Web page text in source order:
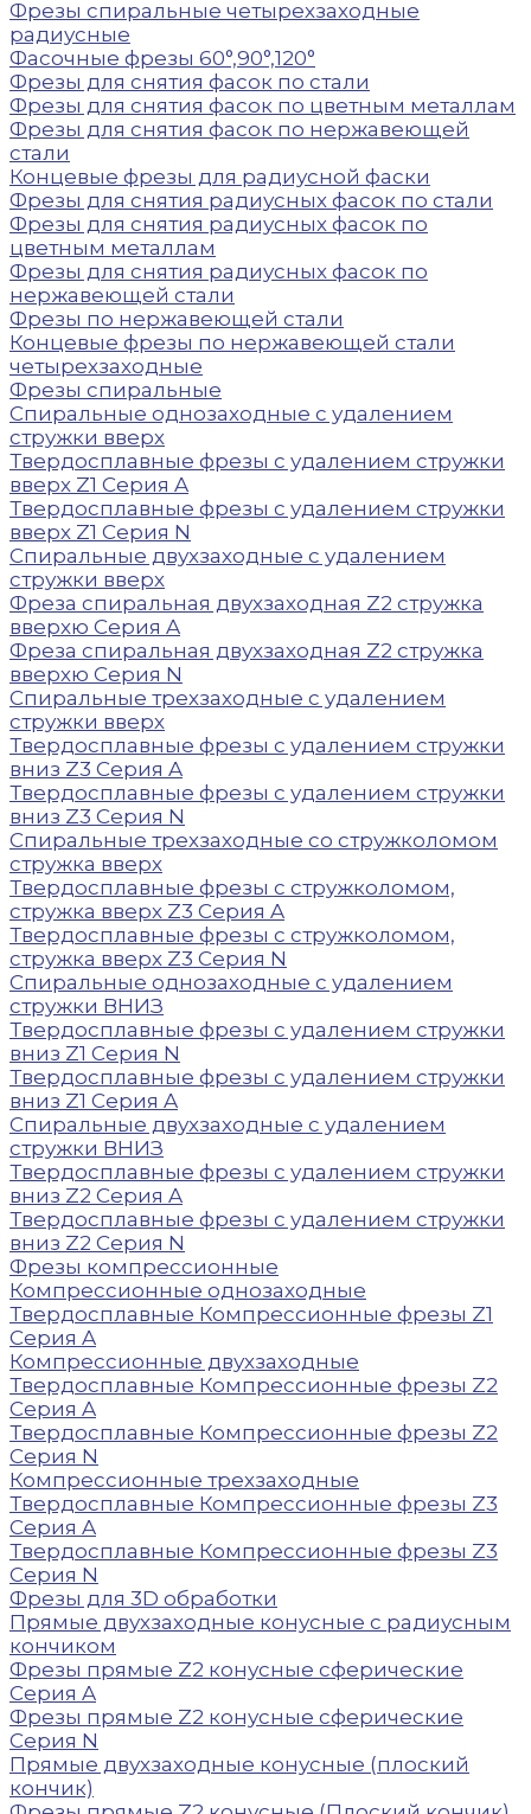
Фрезы спиральные четырехзаходные
радиусные
Фасочные фрезы 60°,90°,120°
Фрезы для снятия фасок по стали
Фрезы для снятия фасок по цветным металлам
Фрезы для снятия фасок по нержавеющей
стали
Концевые фрезы для радиусной фаски
Фрезы для снятия радиусных фасок по стали
Фрезы для снятия радиусных фасок по
цветным металлам
Фрезы для снятия радиусных фасок по
нержавеющей стали
Фрезы по нержавеющей стали
Концевые фрезы по нержавеющей стали
четырехзаходные
Фрезы спиральные
Спиральные однозаходные с удалением
стружки вверх
Твердосплавные фрезы с удалением стружки
вверх Z1 Серия A
Твердосплавные фрезы с удалением стружки
вверх Z1 Серия N
Спиральные двухзаходные с удалением
стружки вверх
Фреза спиральная двухзаходная Z2 стружка
вверхю Серия A
Фреза спиральная двухзаходная Z2 стружка
вверхю Серия N
Спиральные трехзаходные с удалением
стружки вверх
Твердосплавные фрезы с удалением стружки
вниз Z3 Серия A
Твердосплавные фрезы с удалением стружки
вниз Z3 Серия N
Спиральные трехзаходные со стружколомом
стружка вверх
Твердосплавные фрезы с стружколомом,
стружка вверх Z3 Серия A
Твердосплавные фрезы с стружколомом,
стружка вверх Z3 Серия N
Спиральные однозаходные с удалением
стружки ВНИЗ
Твердосплавные фрезы с удалением стружки
вниз Z1 Серия N
Твердосплавные фрезы с удалением стружки
вниз Z1 Серия A
Спиральные двухзаходные с удалением
стружки ВНИЗ
Твердосплавные фрезы с удалением стружки
вниз Z2 Серия A
Твердосплавные фрезы с удалением стружки
вниз Z2 Серия N
Фрезы компрессионные
Компрессионные однозаходные
Твердосплавные Компрессионные фрезы Z1
Серия A
Компрессионные двухзаходные
Твердосплавные Компрессионные фрезы Z2
Серия A
Твердосплавные Компрессионные фрезы Z2
Серия N
Компрессионные трехзаходные
Твердосплавные Компрессионные фрезы Z3
Серия A
Твердосплавные Компрессионные фрезы Z3
Серия N
Фрезы для 3D обработки
Прямые двухзаходные конусные с радиусным
кончиком
Фрезы прямые Z2 конусные сферические
Серия A
Фрезы прямые Z2 конусные сферические
Серия N
Прямые двухзаходные конусные (плоский
кончик)